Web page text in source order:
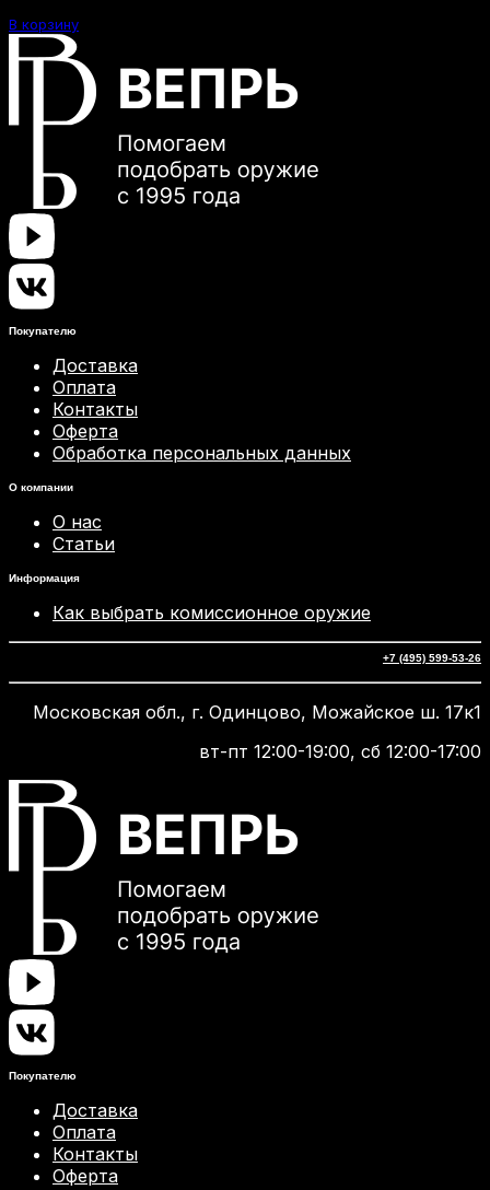
В корзину
Покупателю
Доставка
Оплата
Контакты
Оферта
Обработка персональных данных
О компании
О нас
Статьи
Информация
Как выбрать комиссионное оружие
+7 (495) 599-53-26
Московская обл., г. Одинцово, Можайское ш. 17к1
вт-пт 12:00-19:00, сб 12:00-17:00
Покупателю
Доставка
Оплата
Контакты
Оферта